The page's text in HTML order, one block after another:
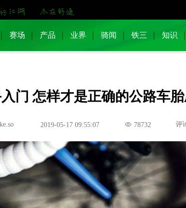
赛场 产品 业界 骑闻 铁三 知识
门 怎样才是正确的公路车
2019-05-17 09:55:07 78732 评